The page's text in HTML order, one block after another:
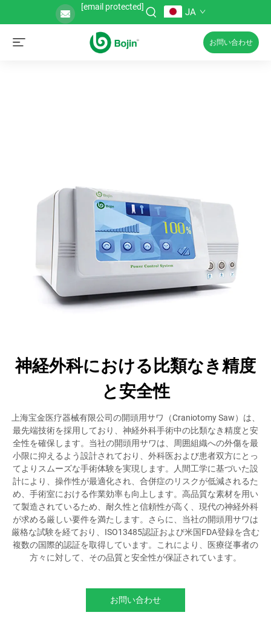
[email protected] JA
お問い合わせ
神経外科における比類なき精度
と安全性
上海宝金医疗器械有限公司の開頭用サワ（Craniotomy Saw）は、
最先端技術を採用しており、神経外科手術中の比類なき精度と安
全性を確保します。当社の開頭用サワは、周囲組織への外傷を最
小限に抑えるよう設計されており、外科医および患者双方にとっ
てよりスムーズな手術体験を実現します。人間工学に基づいた設
計により、操作性が最適化され、合併症のリスクが低減されるた
め、手術室における作業効率も向上します。高品質な素材を用い
て製造されているため、耐久性と信頼性が高く、現代の神経外科
が求める厳しい要件を満たします。さらに、当社の開頭用サワは
厳格な試験を経ており、ISO13485認証および米国FDA登録を含む
複数の国際的認証を取得しています。これにより、医療従事者の
方々に対して、その品質と安全性が保証されています。
お問い合わせ